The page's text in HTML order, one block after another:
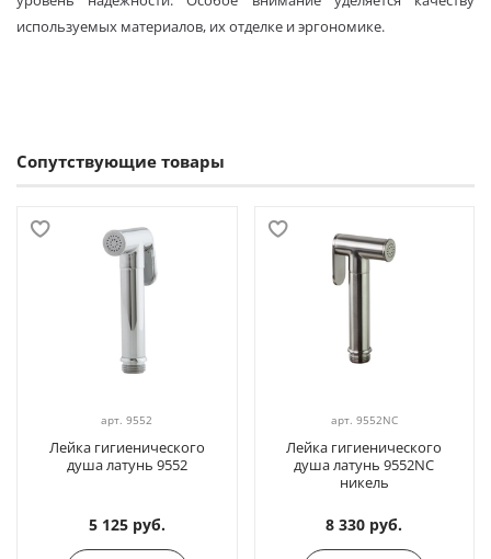
используемых материалов, их отделке и эргономике.
Сопутствующие товары
арт.9552
Лейка гигиенического
душа латунь 9552
5 125 руб.
арт. 9552NC
Лейка гигиенического
душа латунь 9552NC
никель
8 330 руб.